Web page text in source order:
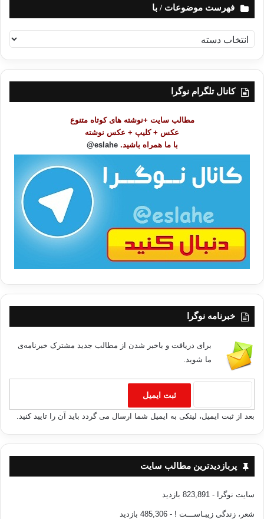
فهرست موضوعات / با
ه
ر
کانال تلگرام نوگرا
مطالب سایت +نوشته های کوتاه متنوع
عکس + کلیپ + عکس نوشته
با ما همراه باشید. eslahe@
خبرنامه نوگرا
برای دریافت و باخبر شدن از مطالب جدید مشترک خبرنامه‌ی
ما شوید.
بعد از ثبت ایمیل، لینکی به ایمیل شما ارسال می گردد باید آن را تایید کنید.
پربازدیدترین مطالب سایت
سایت نوگرا - 823,891 بازدید
شعر، زندگی زیبـاســـت ! - 485,306 بازدید